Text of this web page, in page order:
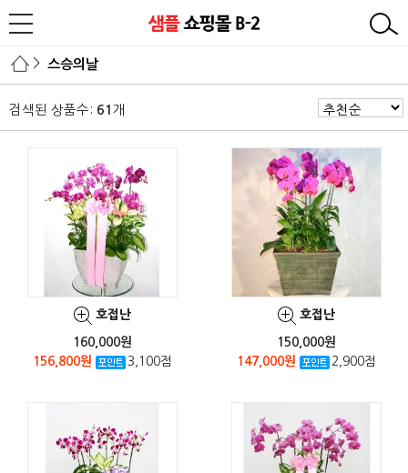
> 스승의날
검색된 상품수: 61 개
호접난
160,000원
156,800원
3,100점
호접난
150,000원
147,000원
2,900점